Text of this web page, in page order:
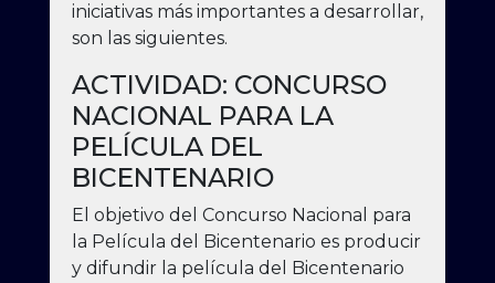
iniciativas más importantes a desarrollar,
son las siguientes.
ACTIVIDAD: CONCURSO
NACIONAL PARA LA
PELÍCULA DEL
BICENTENARIO
El objetivo del Concurso Nacional para
la Película del Bicentenario es producir
y difundir la película del Bicentenario